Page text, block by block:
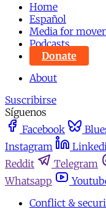
Home
Español
Media for
Podcasts
Donate
About
Suscribirse
Síguenos
Facebook
Instagram
Reddit
Telegram
Whatsapp
Conflict &